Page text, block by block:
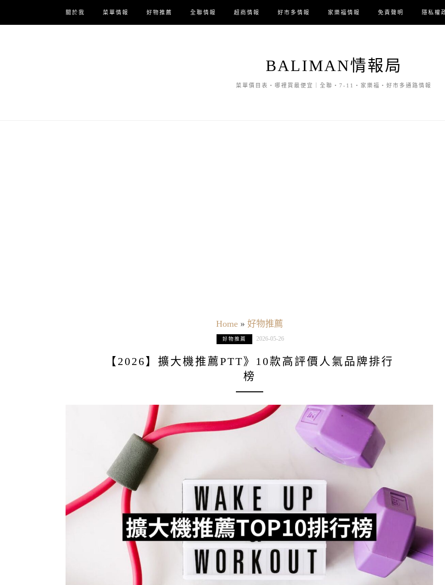
關於我 菜單情報 好物推薦 全聯情報 超商情報 好市多情報 家樂福情報 免責聲明 隱私權
BALIMAN情報局
菜單價目表・哪裡買最便宜｜全聯・7-11・家樂福・好市多通路情報
Home» 好物推薦
好物推薦 2026-05-26
【2026】擴大機推薦PTT》10款高評價人氣品牌排行
榜